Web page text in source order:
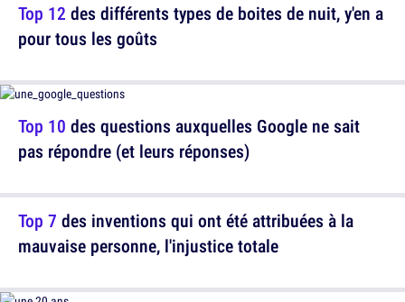
Top 10 des questions auxquelles Google ne sait
pas répondre (et leurs réponses)
Top 12 des différents types de boites de nuit, y'en a
pour tous les goûts
Top 7 des inventions qui ont été attribuées à la
mauvaise personne, l'injustice totale